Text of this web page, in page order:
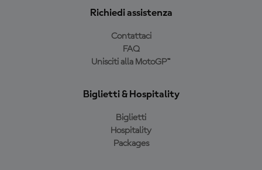
Richiedi assistenza
Contattaci
FAQ
Unisciti alla MotoGP™
Biglietti & Hospitality
Biglietti
Hospitality
Packages